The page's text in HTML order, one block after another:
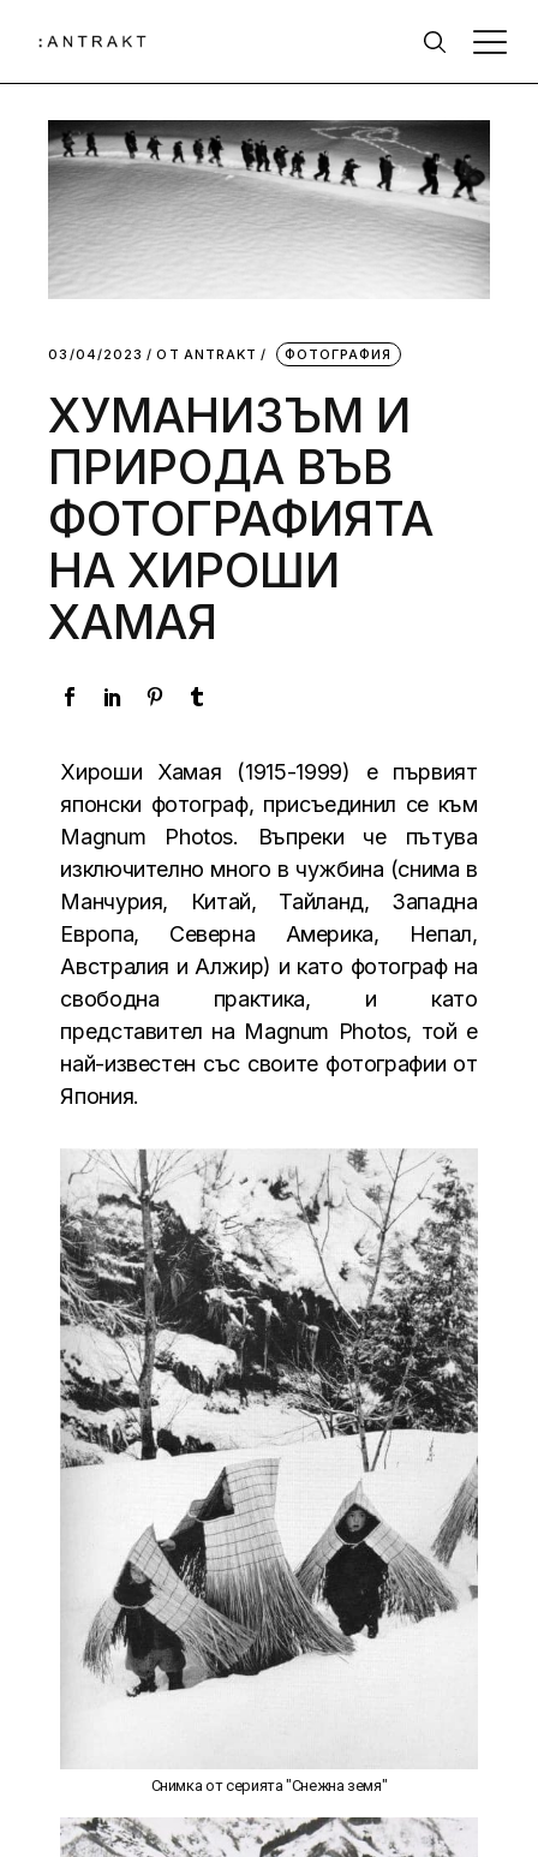
03/04/2023 ОТ АNTRAKT ФОТОГРАФИЯ
ХУМАНИЗЪМ И
ПРИРОДА ВЪВ
ФОТОГРАФИЯТА
НА ХИРОШИ
ХАМАЯ
Хироши Хамая (1915-1999) е първият
японски фотограф, присъединил се към
Magnum Photos. Въпреки че пътува
изключително много в чужбина (снима в
Манчурия, Китай, Тайланд, Западна
Европа, Северна Америка, Непал,
Австралия и Алжир) и като фотограф на
свободна практика, и като
представител на Magnum Photos, той е
най-известен със своите фотографии от
Япония.
Снимка от серията "Снежна земя"